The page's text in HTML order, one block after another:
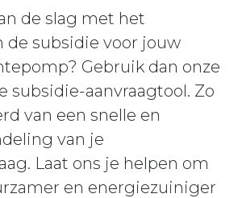
de slag met het
de subsidie voor jouw
Gebruik dan onze
subsidie-aanvraagtool. Zo
van een snelle en
van je
Laat ons je helpen om
en energiezuiniger